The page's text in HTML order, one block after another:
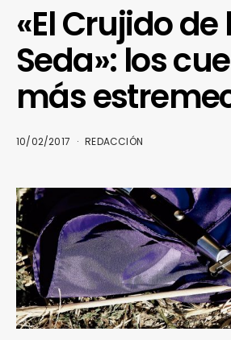
«El Crujido de
Seda»: los
más
10/02/2017 REDACCIÓN